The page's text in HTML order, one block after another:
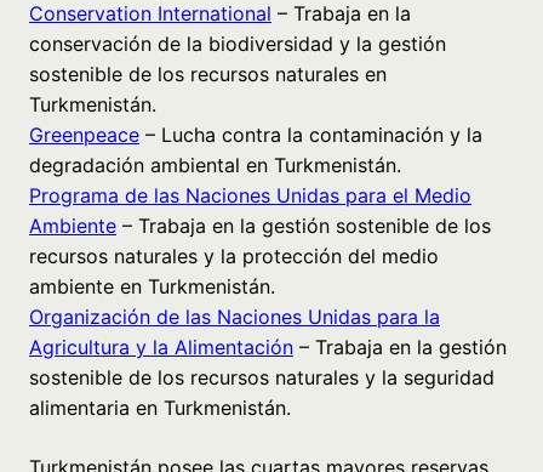
Conservation International – Trabaja en la
conservación de la biodiversidad y la gestión
sostenible de los recursos naturales en
Turkmenistán.
Greenpeace – Lucha contra la contaminación y la
degradación ambiental en Turkmenistán.
Programa de las Naciones Unidas para el Medio
Ambiente – Trabaja en la gestión sostenible de los
recursos naturales y la protección del medio
ambiente en Turkmenistán.
Organización de las Naciones Unidas para la
Agricultura y la Alimentación – Trabaja en la gestión
sostenible de los recursos naturales y la seguridad
alimentaria en Turkmenistán.